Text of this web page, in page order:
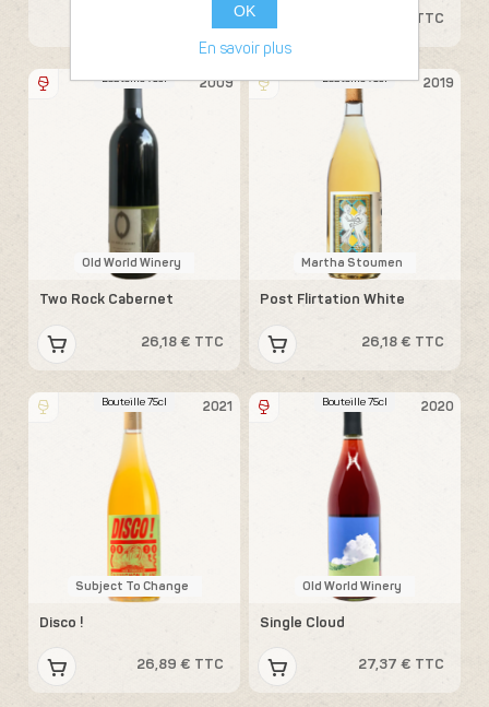
26,18 € TTC
2009
Bouteille 75cl
Old World Winery
Two Rock Cabernet
26,18 € TTC
2019
Bouteille 75cl
Martha Stoumen
Post Flirtation White
26,18 € TTC
2021
Bouteille 75cl
Subject To Change
Disco !
26,89 € TTC
2020
Bouteille 75cl
Old World Winery
Single Cloud
27,37 € TTC
OK
En savoir plus